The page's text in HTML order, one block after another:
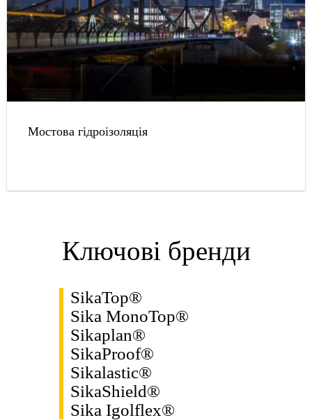
Мостова гідроізоляція
Ключові бренди
SikaTop®
Sika MonoTop®
Sikaplan®
SikaProof®
Sikalastic®
SikaShield®
Sika Igolflex®